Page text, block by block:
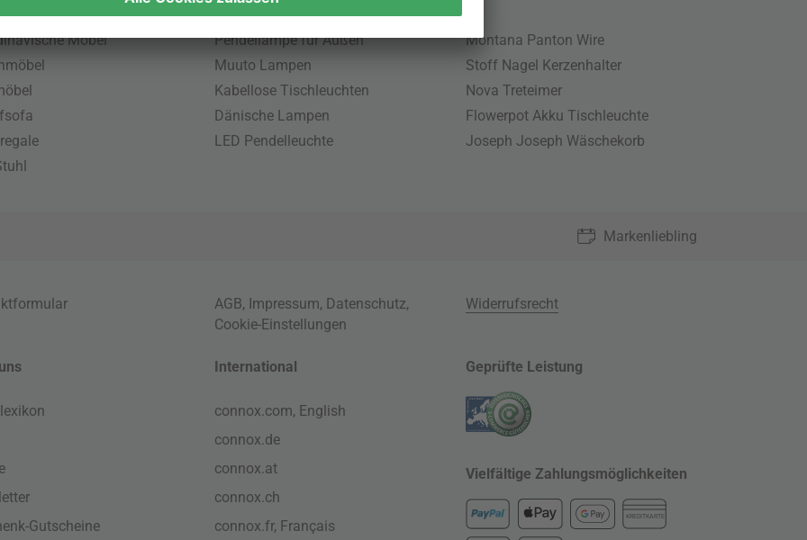
Möbel
Pendellampe für Außen
Muuto Lampen
Kabellose Tischleuchten
Dänische Lampen
LED Pendelleuchte
Montana Panton Wire
Stoff Nagel Kerzenhalter
Nova Treteimer
Flowerpot Akku Tischleuchte
Joseph Joseph Wäschekorb
Markenliebling
AGB, Impressum, Datenschutz,
Cookie-Einstellungen
Widerrufsrecht
Gutscheine
International
connox.com, English
connox.de
connox.at
connox.ch
connox.fr, Français
Geprüfte Leistung
Vielfältige Zahlungsmöglichkeiten
KREDITKARTE